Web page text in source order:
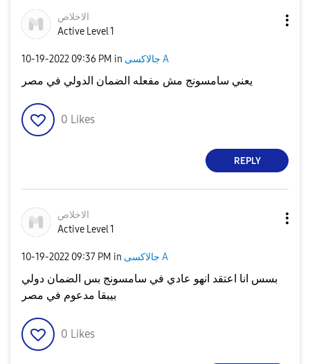
الاخلاص
Active Level 1
‎10-19-2022 09:36 PM in جالاكسى A
يعني سامسونج مش مفعله الضمان الدولي في مصر
0 Likes
REPLY
الاخلاص
Active Level 1
‎10-19-2022 09:37 PM in جالاكسى A
بسس انا اعتقد انهو عادي في سامسونج بس الضمان دولي
بيبقا مدعوم في مصر
0 Likes